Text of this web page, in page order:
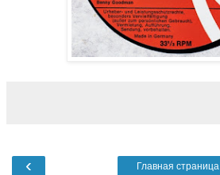
‹ Главная страница